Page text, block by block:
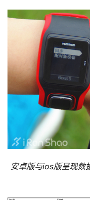
安卓版与ios版呈现数